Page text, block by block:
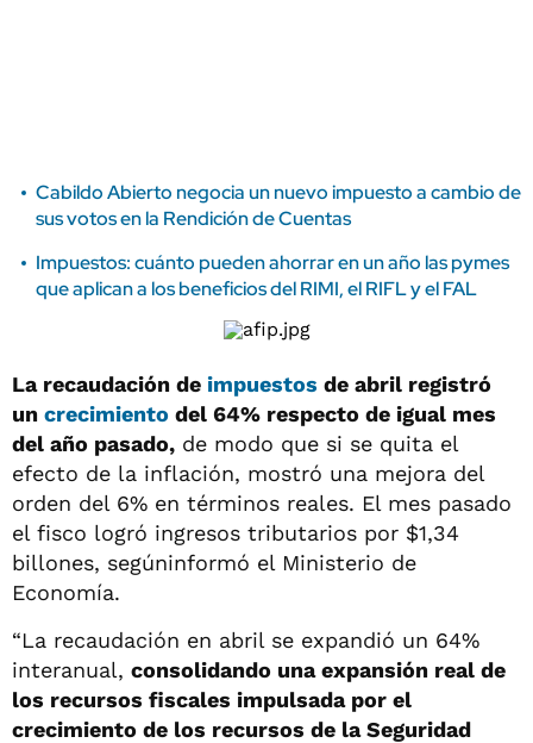
Cabildo Abierto negocia un nuevo impuesto a cambio de
sus votos en la Rendición de Cuentas
Impuestos: cuánto pueden ahorrar en un año las pymes
que aplican a los beneficios del RIMI, el RIFL y el FAL
La recaudación de impuestos de abril registró
un crecimiento del 64% respecto de igual mes
del año pasado, de modo que si se quita el
efecto de la inflación, mostró una mejora del
orden del 6% en términos reales. El mes pasado
el fisco logró ingresos tributarios por $1,34
billones, segúninformó el Ministerio de
Economía.
“La recaudación en abril se expandió un 64%
interanual, consolidando una expansión real de
los recursos fiscales impulsada por el
crecimiento de los recursos de la Seguridad